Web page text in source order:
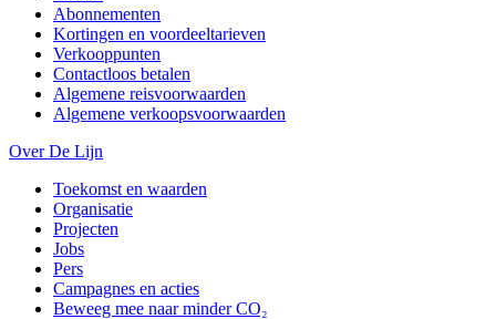
Abonnementen
Kortingen en voordeeltarieven
Verkooppunten
Contactloos betalen
Algemene reisvoorwaarden
Algemene verkoopsvoorwaarden
Over De Lijn
Toekomst en waarden
Organisatie
Projecten
Jobs
Pers
Campagnes en acties
Beweeg mee naar minder CO₂